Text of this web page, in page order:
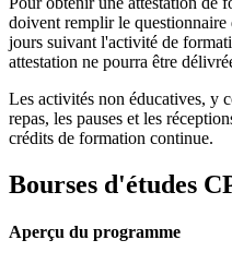
doivent remplir le
jours suivant l'activité de
attestation ne pourra être
Les activités non éducatives, y
repas, les pauses et les
crédits de formation continue.
Bourses d'études
Aperçu du programme